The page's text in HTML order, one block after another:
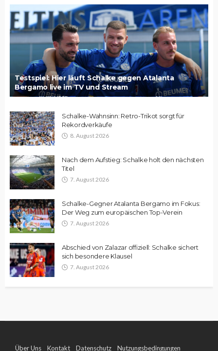
Testspiel: Hier läuft Schalke gegen Atalanta
Bergamo live im TV und Stream
Schalke-Wahnsinn: Retro-Trikot sorgt für
Rekordverkäufe
8. August 2026
Nach dem Aufstieg: Schalke holt den nächsten
Titel
7. August 2026
Schalke-Gegner Atalanta Bergamo im Fokus:
Der Weg zum europäischen Top-Verein
7. August 2026
Abschied von Zalazar offiziell: Schalke sichert
sich besondere Klausel
7. August 2026
Über Uns Kontakt Datenschutz Nutzungsbedingungen